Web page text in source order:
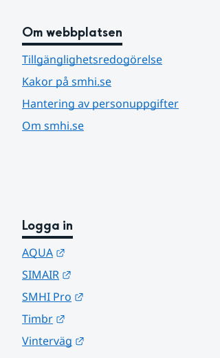
Om webbplatsen
Tillgänglighetsredogörelse
Kakor på smhi.se
Hantering av personuppgifter
Om smhi.se
Logga in
AQUA
SIMAIR
SMHI Pro
Timbr
Vinterväg